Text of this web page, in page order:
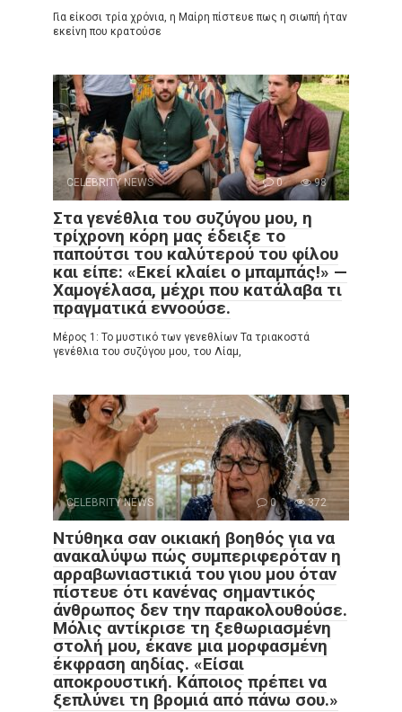
Για είκοσι τρία χρόνια, η Μαίρη πίστευε πως η σιωπή ήταν
εκείνη που κρατούσε
CELEBRITY NEWS 0 98
Στα γενέθλια του συζύγου μου, η
τρίχρονη κόρη μας έδειξε το
παπούτσι του καλύτερού του φίλου
και είπε: «Εκεί κλαίει ο μπαμπάς!» —
Χαμογέλασα, μέχρι που κατάλαβα τι
πραγματικά εννοούσε.
Μέρος 1: Το μυστικό των γενεθλίων Τα τριακοστά
γενέθλια του συζύγου μου, του Λίαμ,
CELEBRITY NEWS 0 372
Ντύθηκα σαν οικιακή βοηθός για να
ανακαλύψω πώς συμπεριφερόταν η
αρραβωνιαστικιά του γιου μου όταν
πίστευε ότι κανένας σημαντικός
άνθρωπος δεν την παρακολουθούσε.
Μόλις αντίκρισε τη ξεθωριασμένη
στολή μου, έκανε μια μορφασμένη
έκφραση αηδίας. «Είσαι
αποκρουστική. Κάποιος πρέπει να
ξεπλύνει τη βρομιά από πάνω σου.»